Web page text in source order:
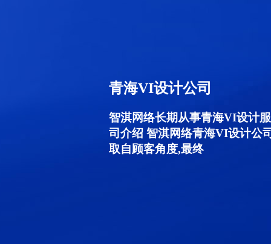
青海VI设计公司
智淇网络长期从事青海VI设计
司介绍 智淇网络青海VI设计公
取自顾客角度,最终